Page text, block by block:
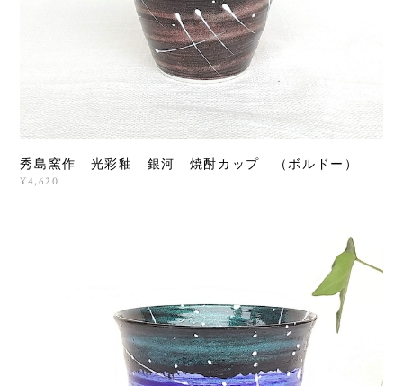
秀島窯作 光彩釉 銀河 焼酎カップ （ボルドー）
¥4,620